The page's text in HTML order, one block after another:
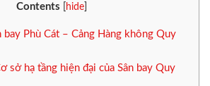
Contents hide
bay Phù Cát – Cảng Hàng không Quy
sở hạ tầng hiện đại của Sân bay Quy